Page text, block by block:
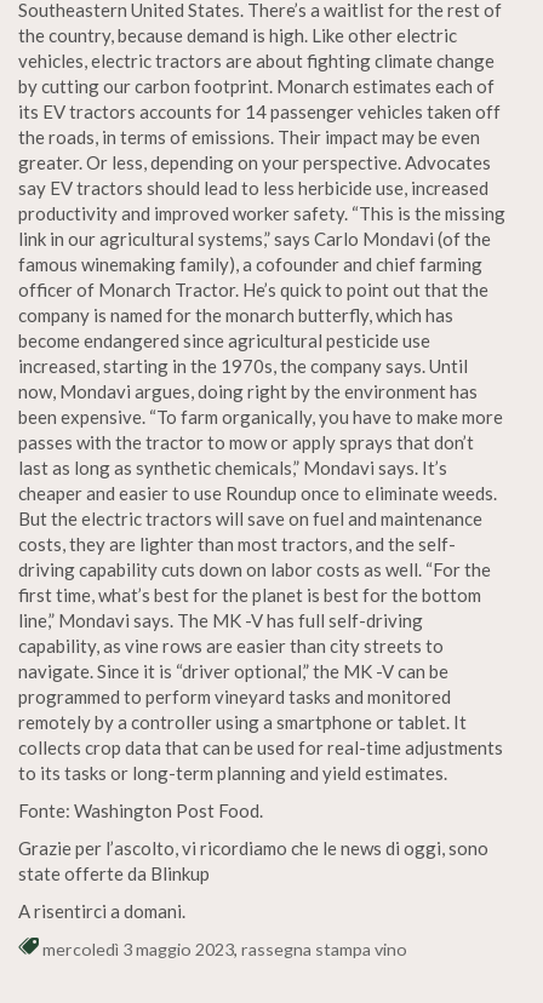
Southeastern United States. There’s a waitlist for the rest of
the country, because demand is high. Like other electric
vehicles, electric tractors are about fighting climate change
by cutting our carbon footprint. Monarch estimates each of
its EV tractors accounts for 14 passenger vehicles taken off
the roads, in terms of emissions. Their impact may be even
greater. Or less, depending on your perspective. Advocates
say EV tractors should lead to less herbicide use, increased
productivity and improved worker safety. “This is the missing
link in our agricultural systems,” says Carlo Mondavi (of the
famous winemaking family), a cofounder and chief farming
officer of Monarch Tractor. He’s quick to point out that the
company is named for the monarch butterfly, which has
become endangered since agricultural pesticide use
increased, starting in the 1970s, the company says. Until
now, Mondavi argues, doing right by the environment has
been expensive. “To farm organically, you have to make more
passes with the tractor to mow or apply sprays that don’t
last as long as synthetic chemicals,” Mondavi says. It’s
cheaper and easier to use Roundup once to eliminate weeds.
But the electric tractors will save on fuel and maintenance
costs, they are lighter than most tractors, and the self-
driving capability cuts down on labor costs as well. “For the
first time, what’s best for the planet is best for the bottom
line,” Mondavi says. The MK -V has full self-driving
capability, as vine rows are easier than city streets to
navigate. Since it is “driver optional,” the MK -V can be
programmed to perform vineyard tasks and monitored
remotely by a controller using a smartphone or tablet. It
collects crop data that can be used for real-time adjustments
to its tasks or long-term planning and yield estimates.
Fonte: Washington Post Food.
Grazie per l’ascolto, vi ricordiamo che le news di oggi, sono
state offerte da Blinkup
A risentirci a domani.
mercoledì 3 maggio 2023, rassegna stampa vino